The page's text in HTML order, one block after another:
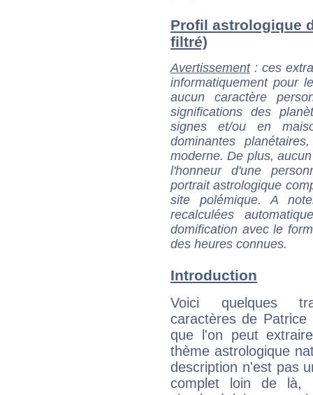
Profil astrologique
filtré)
Avertissement: ces
informatiquement pour
aucun caractère
significations des
signes et/ou en
dominantes
moderne. De plus,
l'honneur d'une
portrait astrologique
site polémique. A
recalculées
domification avec le
des heures connues.
Introduction
Voici quelques
caractères de Patrice
que l'on peut
thème astrologique
description n'est pas
complet loin de là,